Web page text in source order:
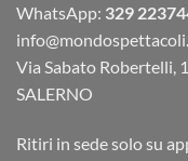
WhatsApp: 329
Via Sabato Robertelli,
SALERNO
Ritiri in sede solo su